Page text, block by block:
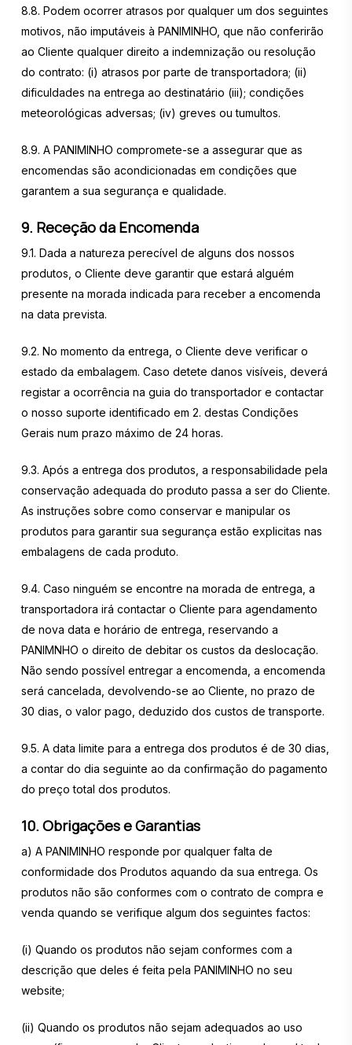
8.8. Podem ocorrer atrasos por qualquer um dos seguintes
motivos, não imputáveis à PANIMINHO, que não conferirão
ao Cliente qualquer direito a indemnização ou resolução
do contrato: (i) atrasos por parte de transportadora; (ii)
dificuldades na entrega ao destinatário (iii); condições
meteorológicas adversas; (iv) greves ou tumultos.
8.9. A PANIMINHO compromete-se a assegurar que as
encomendas são acondicionadas em condições que
garantem a sua segurança e qualidade.
9. Receção da Encomenda
9.1. Dada a natureza perecível de alguns dos nossos
produtos, o Cliente deve garantir que estará alguém
presente na morada indicada para receber a encomenda
na data prevista.
9.2. No momento da entrega, o Cliente deve verificar o
estado da embalagem. Caso detete danos visíveis, deverá
registar a ocorrência na guia do transportador e contactar
o nosso suporte identificado em 2. destas Condições
Gerais num prazo máximo de 24 horas.
9.3. Após a entrega dos produtos, a responsabilidade pela
conservação adequada do produto passa a ser do Cliente.
As instruções sobre como conservar e manipular os
produtos para garantir sua segurança estão explicitas nas
embalagens de cada produto.
9.4. Caso ninguém se encontre na morada de entrega, a
transportadora irá contactar o Cliente para agendamento
de nova data e horário de entrega, reservando a
PANIMNHO o direito de debitar os custos da deslocação.
Não sendo possível entregar a encomenda, a encomenda
será cancelada, devolvendo-se ao Cliente, no prazo de
30 dias, o valor pago, deduzido dos custos de transporte.
9.5. A data limite para a entrega dos produtos é de 30 dias,
a contar do dia seguinte ao da confirmação do pagamento
do preço total dos produtos.
10. Obrigações e Garantias
a) A PANIMINHO responde por qualquer falta de
conformidade dos Produtos aquando da sua entrega. Os
produtos não são conformes com o contrato de compra e
venda quando se verifique algum dos seguintes factos:
(i) Quando os produtos não sejam conformes com a
descrição que deles é feita pela PANIMINHO no seu
website;
(ii) Quando os produtos não sejam adequados ao uso